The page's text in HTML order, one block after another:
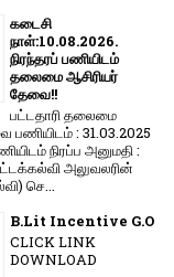
கடைசி
நாள்:10.08.2026.
நிரந்தரப் பணியிடம்
தலைமை ஆசிரியர்
தேவை!!
பட்டதாரி தலைமை
பணியிடம் : 31.03.2025
நிரப்ப அனுமதி :
அலுவலரின்
செ...
B.Lit Incentive G.O
CLICK LINK
DOWNLOAD